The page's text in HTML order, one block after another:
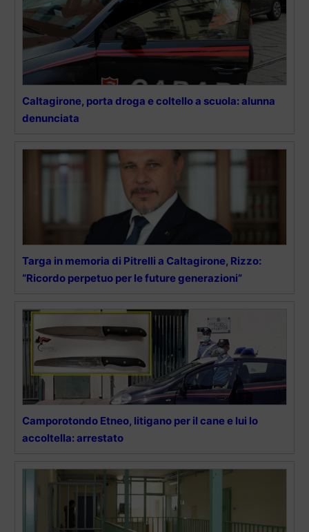
Caltagirone, porta droga e coltello a scuola: alunna
denunciata
Targa in memoria di Pitrelli a Caltagirone, Rizzo:
“Ricordo perpetuo per le future generazioni”
Camporotondo Etneo, litigano per il cane e lui lo
accoltella: arrestato